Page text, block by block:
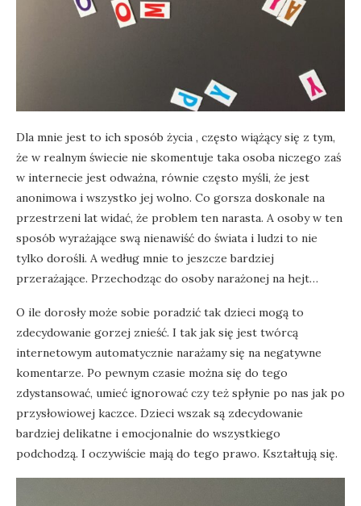
Dla mnie jest to ich sposób życia , często wiążący się z tym,
że w realnym świecie nie skomentuje taka osoba niczego zaś
w internecie jest odważna, równie często myśli, że jest
anonimowa i wszystko jej wolno. Co gorsza doskonale na
przestrzeni lat widać, że problem ten narasta. A osoby w ten
sposób wyrażające swą nienawiść do świata i ludzi to nie
tylko dorośli. A według mnie to jeszcze bardziej
przerażające. Przechodząc do osoby narażonej na hejt…
O ile dorosły może sobie poradzić tak dzieci mogą to
zdecydowanie gorzej znieść. I tak jak się jest twórcą
internetowym automatycznie narażamy się na negatywne
komentarze. Po pewnym czasie można się do tego
zdystansować, umieć ignorować czy też spłynie po nas jak po
przysłowiowej kaczce. Dzieci wszak są zdecydowanie
bardziej delikatne i emocjonalnie do wszystkiego
podchodzą. I oczywiście mają do tego prawo. Kształtują się.